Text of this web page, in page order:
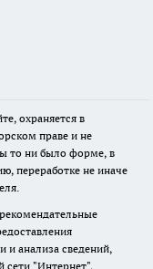
охраняется в
праве и не
то ни было форме, в
переработке не иначе
и анализа сведений,
сети "Интернет",